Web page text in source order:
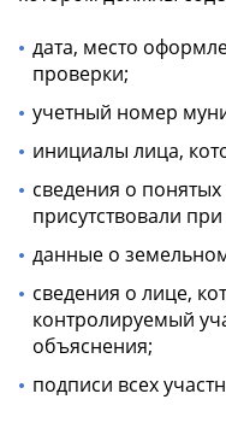
дата, место
проверки;
учетный номер
инициалы лица,
сведения о
присутствовали
данные о
сведения о лице,
контролируемый
объяснения;
подписи всех